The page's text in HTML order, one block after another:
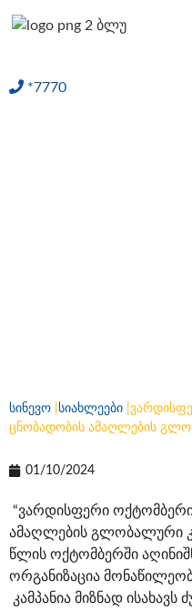
*7770
სინევო სიახლეები
ცნობადობის ამაღლების
01/10/2024
“ვარდისფერი
ამაღლების გლობალური
წლის ოქტომბერში
ორგანიზაცია
კამპანია მიზნად ისახავს